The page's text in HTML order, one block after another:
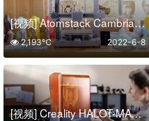
[视频] Atomstack Cambrian: 世界上第一台家庭版橡胶3D打印机
2022-6-8
2,193℃
[视频] Creality HALOT-MAGE S 10.1寸14K 快速LCD光固化3D打印机